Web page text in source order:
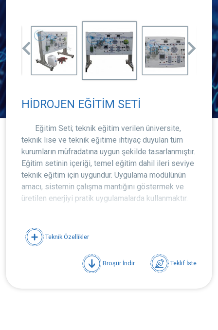
HİDROJEN EĞİTİM SETİ
Eğitim Seti; teknik eğitim verilen üniversite,
teknik lise ve teknik eğitime ihtiyaç duyulan tüm
kurumların müfradatına uygun şekilde tasarlanmıştır.
Eğitim setinin içeriği, temel eğitim dahil ileri seviye
teknik eğitim için uygundur. Uygulama modülünün
amacı, sistemin çalışma mantığını göstermek ve
üretilen enerjiyi pratik uygulamalarda kullanmaktır.
Teknik Özellikler
Broşür İndir Teklif İste